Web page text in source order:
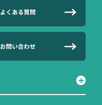
よくある質問
お問い合わせ